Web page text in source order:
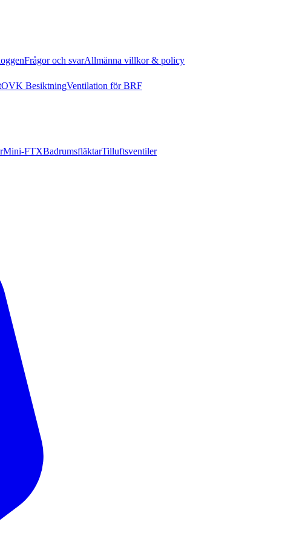
Frågor och svarAllmänna villkor & policy
OVK BesiktningVentilation för BRF
Mini-FTXBadrumsfläktarTilluftsventiler